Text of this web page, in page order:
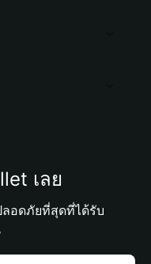
เลย
อดภัยที่สุดที่ได้รับ